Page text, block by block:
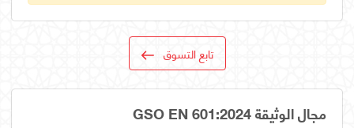
تابع التسوق
مجال الوثيقة GSO EN 601:2024